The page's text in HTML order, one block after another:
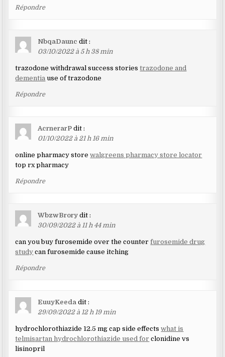
Répondre
NbqaDaunc dit :
03/10/2022 à 5 h 38 min
trazodone withdrawal success storiestrazodone and
dementia use of trazodone
Répondre
AcrnerarP dit :
01/10/2022 à 21 h 16 min
online pharmacy storewalgreens pharmacy store locator
top rx pharmacy
Répondre
WbzwBrory dit :
30/09/2022 à 11 h 44 min
can you buy furosemide over the counterfurosemide drug
study can furosemide cause itching
Répondre
EuuyKeeda dit :
29/09/2022 à 12 h 19 min
hydrochlorothiazide 12.5 mg cap side effectswhat is
telmisartan hydrochlorothiazide used for clonidine vs
lisinopril